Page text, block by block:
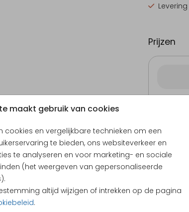
maakt gebruik van cookies
cookies en vergelijkbare technieken om een
te bieden, ons websiteverkeer en
te analyseren en voor marketing- en sociale
(het weergeven van gepersonaliseerde
altijd wijzigen of intrekken op de pagina
.
Prijzen
BEOORDELEN ONS MET EEN 4.65